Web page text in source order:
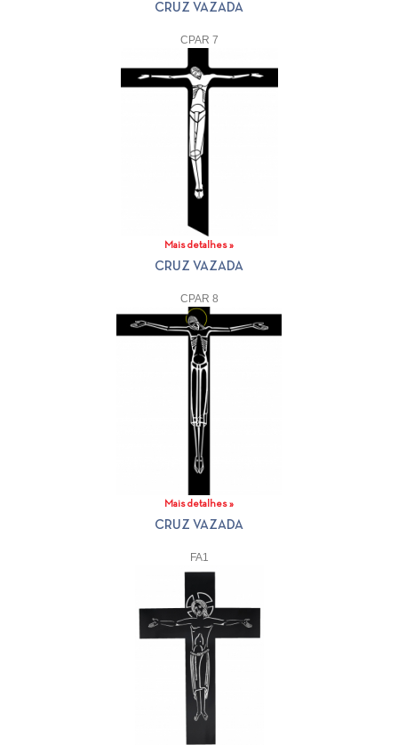
CRUZ VAZADA
CPAR 7
Mais detalhes »
CRUZ VAZADA
CPAR 8
Mais detalhes »
CRUZ VAZADA
FA1